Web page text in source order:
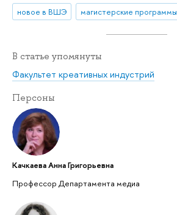
новое в ВШЭ магистерские программы
В статье упомянуты
Факультет креативных индустрий
Персоны
Качкаева Анна Григорьевна
Профессор Департамента медиа